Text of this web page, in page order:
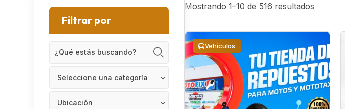
Mostrando 1–10 de 516 resultados
Vehículos
Filtrar por
Seleccione una categoría
Ubicación